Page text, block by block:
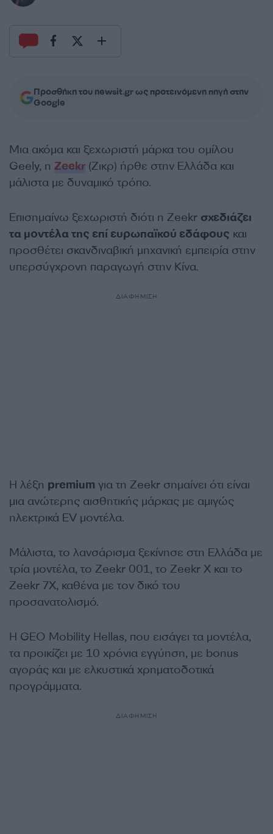
Προσθήκη του newsit.gr ως προτεινόμενη πηγή στην
Google
Μια ακόμα και ξεχωριστή μάρκα του ομίλου
Geely, η Zeekr (Ζικρ) ήρθε στην Ελλάδα και
μάλιστα με δυναμικό τρόπο.
Επισημαίνω ξεχωριστή διότι η Zeekr σχεδιάζει
τα μοντέλα της επί ευρωπαϊκού εδάφους και
προσθέτει σκανδιναβική μηχανική εμπειρία στην
υπερσύγχρονη παραγωγή στην Κίνα.
ΔΙΑΦΗΜΙΣΗ
Η λέξη premium για τη Zeekr σημαίνει ότι είναι
μια ανώτερης αισθητικής μάρκας με αμιγώς
ηλεκτρικά EV μοντέλα.
Μάλιστα, το λανσάρισμα ξεκίνησε στη Ελλάδα με
τρία μοντέλα, το Zeekr 001, το Zeekr X και το
Zeekr 7X, καθένα με τον δικό του
προσανατολισμό.
Η GEO Mobility Hellas, που εισάγει τα μοντέλα,
τα προικίζει με 10 χρόνια εγγύηση, με bonus
αγοράς και με ελκυστικά χρηματοδοτικά
προγράμματα.
ΔΙΑΦΗΜΙΣΗ